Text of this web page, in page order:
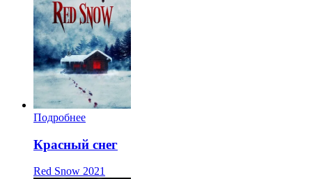
Подробнее
Красный снег
Red Snow 2021